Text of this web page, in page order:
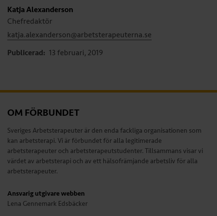
Katja Alexanderson
Chefredaktör
katja.alexanderson@arbetsterapeuterna.se
Publicerad: 13 februari, 2019
OM FÖRBUNDET
Sveriges Arbetsterapeuter är den enda fackliga organisationen som
kan arbetsterapi. Vi är förbundet för alla legitimerade
arbetsterapeuter och arbetsterapeutstudenter. Tillsammans visar vi
värdet av arbetsterapi och av ett hälsofrämjande arbetsliv för alla
arbetsterapeuter.
Ansvarig utgivare webben
Lena Gennemark Edsbäcker